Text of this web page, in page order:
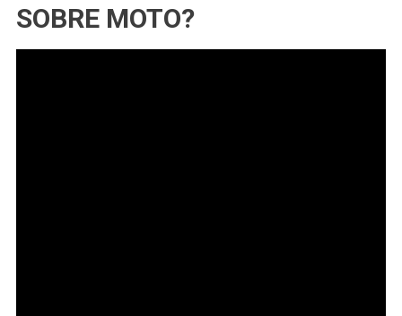
SOBRE MOTO?